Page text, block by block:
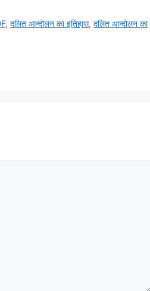
,दलित आन्दोलन का इतिहास,दलित आन्दोलन का